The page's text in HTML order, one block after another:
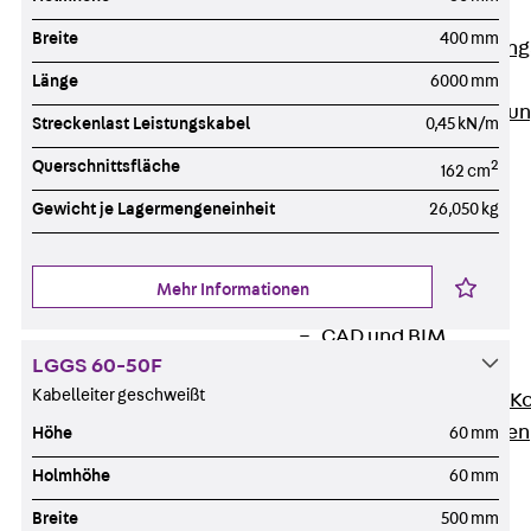
Anwendungsgebiete
Industrieanlagen
Bodengeführte
Rechenzentrum
Funktionserhalt
Dachflächen
Services
Zurück Services
CAD und BIM
Beratung, Planung,
Individuelle Lösungen
Referenzen
Referenzen
Breite 400 mm
Länge 6000 mm
Streckenlast Leistungskabel 0,45 kN/m
Querschnittsfläche 162 cm2
Gewicht je Lagermengeneinheit 26,050 kg
Mehr Informationen
LGGS 60-50F
Kabelleiter geschweißt
Höhe 60 mm
Holmhöhe 60 mm
Breite 500 mm